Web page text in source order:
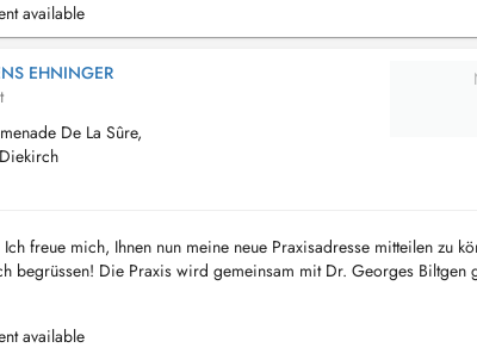
available
EHNINGER
De La Sûre,
Ich freue mich, Ihnen nun meine neue Praxisadresse mitteilen zu
begrüssen! Die Praxis wird gemeinsam mit Dr. Georges Biltgen
spezifisch, dass der Termi...
available